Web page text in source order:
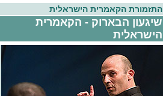
התזמורת הקאמרית הישראלית
שיגעון הבארוק - הקאמרית
הישראלית